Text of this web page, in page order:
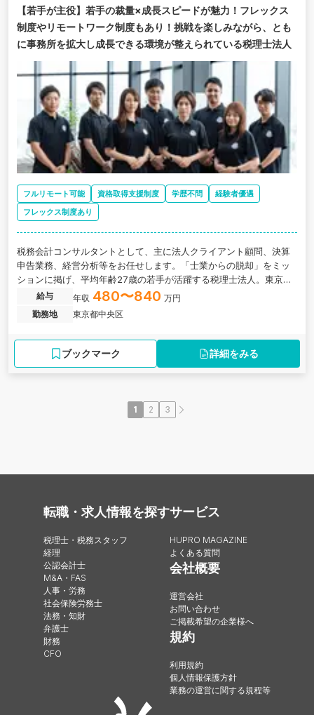
【若手が主役】若手の裁量×成長スピードが魅力！フレックス
制度やリモートワーク制度もあり！挑戦を楽しみながら、とも
に事務所を拡大し成長できる環境が整えられている税理士法人
フルリモート可能 資格取得支援制度 学歴不問
経験者優遇
フレックス制度あり
税務会計コンサルタントとして、主に法人クライアント顧問、決算
申告業務、経営分析等をお任せします。「士業からの脱却」をミッ
ションに掲げ、平均年齢27歳の若手が活躍する税理士法人。東京支
店新規立ち上げにあたり、新たなメンバーを募集しています。
給与 年収 480〜840 万円
勤務地
東京都中央区
ブックマーク 詳細をみる
1 2 3
転職・求人情報を探す
税理士・税務スタッフ
経理
公認会計士
M&A・FAS
人事・労務
社会保険労務士
法務・知財
弁護士
財務
CFO
サービス
HUPRO MAGAZINE
よくある質問
会社概要
運営会社
お問い合わせ
ご掲載希望の企業様へ
規約
利用規約
個人情報保護方針
業務の運営に関する規程等